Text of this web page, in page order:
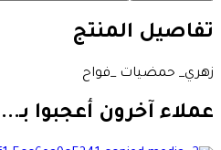
تفاصيل المنتج
زهري_ حمضيات _فواح
عملاء آخرون أعجبوا بـ...